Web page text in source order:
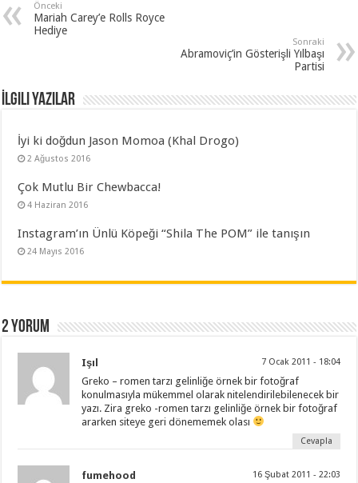
Önceki
Mariah Carey’e Rolls Royce
Hediye
Sonraki
Abramoviç’in Gösterişli Yılbaşı
Partisi
İlgili Yazılar
İyi ki doğdun Jason Momoa (Khal Drogo)
2 Ağustos 2016
Çok Mutlu Bir Chewbacca!
4 Haziran 2016
Instagram’ın Ünlü Köpeği “Shila The POM” ile tanışın
24 Mayıs 2016
2 yorum
Işıl 7 Ocak 2011 - 18:04
Greko – romen tarzı gelinliğe örnek bir fotoğraf
konulmasıyla mükemmel olarak nitelendirilebilenecek bir
yazı. Zira greko -romen tarzı gelinliğe örnek bir fotoğraf
ararken siteye geri dönememek olası
Cevapla
fumehood 16 Şubat 2011 - 22:03